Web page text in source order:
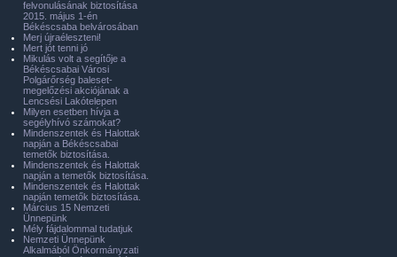
felvonulásának biztosítása
2015. május 1-én
Békéscsaba belvárosában
Merj újraéleszteni!
Mert jót tenni jó
Mikulás volt a segítője a
Békéscsabai Városi
Polgárőrség baleset-
megelőzési akciójának a
Lencsési Lakótelepen
Milyen esetben hívja a
segélyhívó számokat?
Mindenszentek és Halottak
napján a Békéscsabai
temetők biztosítása.
Mindenszentek és Halottak
napján a temetők biztosítása.
Mindenszentek és Halottak
napján temetők biztosítása.
Március 15 Nemzeti
Ünnepünk
Mély fájdalommal tudatjuk
Nemzeti Ünnepünk
Alkalmából Önkormányzati